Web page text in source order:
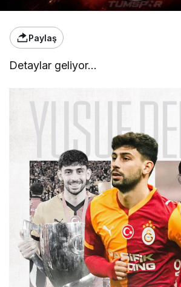
Paylaş
Detaylar geliyor…